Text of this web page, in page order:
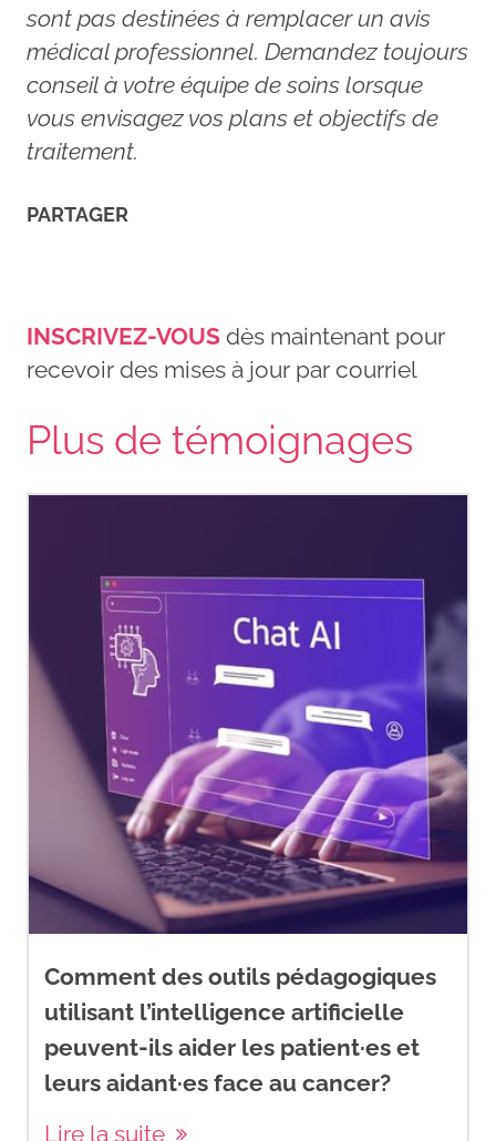
sont pas destinées à remplacer un avis
médical professionnel. Demandez toujours
conseil à votre équipe de soins lorsque
vous envisagez vos plans et objectifs de
traitement.
PARTAGER
INSCRIVEZ-VOUS dès maintenant pour
recevoir des mises à jour par courriel
Plus de témoignages
Comment des outils pédagogiques
utilisant l’intelligence artificielle
peuvent-ils aider les patient·es et
leurs aidant·es face au cancer?
Lire la suite